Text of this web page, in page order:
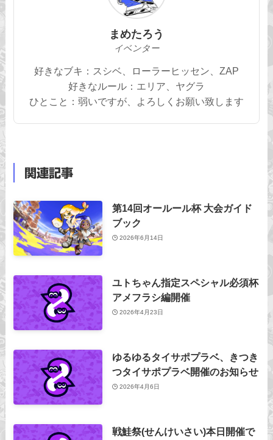
まめたろう
イベンター
好きなブキ：スシベ、ローラーヒッセン、ZAP
好きなルール：エリア、ヤグラ
ひとこと：弱いですが、よろしくお願い致します
関連記事
第14回オールール杯 大会ガイド
ブック
2026年6月14日
ユトちゃん指定スペシャル必須杯
アメフラシ編開催
2026年4月23日
ゆるゆるタイサポプラベ、きつき
つタイサポプラベ開催のお知らせ
2026年4月6日
戦鮭祭(せんけいさい)本日開催で